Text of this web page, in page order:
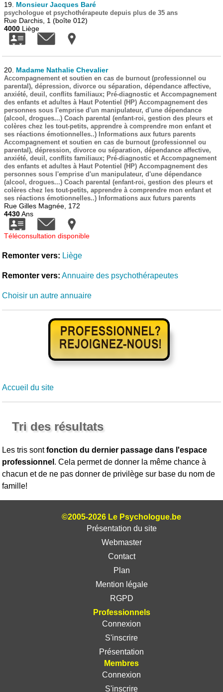
19. Monsieur Jacques Baré
psychologue et psychothérapeute depuis plus de 35 ans
Rue Darchis, 1 (boîte 012)
4000 Liège
20. Madame Nathalie Chevalier
Accompagnement et soutien en cas de burnout (professionnel ou
parental), dépression, divorce ou séparation, dépendance affective,
anxiété, deuil, conflits familiaux; Pré-diagnostic et Accompagnement
des enfants et adultes à Haut Potentiel (HP) Accompagnement des
personnes sous l'emprise d'un manipulateur, d'une dépendance
(alcool, drogues...) Coach parental (enfant-roi, gestion des pleurs et
colères chez les tout-petits, apprendre à comprendre mon enfant et
ses réactions émotionnelles..) Informations aux futurs parents
Accompagnement et soutien en cas de burnout (professionnel ou
parental), dépression, divorce ou séparation, dépendance affective,
anxiété, deuil, conflits familiaux; Pré-diagnostic et Accompagnement
des enfants et adultes à Haut Potentiel (HP) Accompagnement des
personnes sous l'emprise d'un manipulateur, d'une dépendance
(alcool, drogues...) Coach parental (enfant-roi, gestion des pleurs et
colères chez les tout-petits, apprendre à comprendre mon enfant et
ses réactions émotionnelles..) Informations aux futurs parents
Rue Gilles Magnée, 172
4430Ans
Téléconsultation disponible
Remonter vers: Liège
Remonter vers: Annuaire des psychothérapeutes
Choisir un autre annuaire
Accueil du site
Tri des résultats
Les tris sontfonction du dernier passage dans l'espace
professionnel . Cela permet de donner la même chance à
chacun et de ne pas donner de privilège sur base du nom de
famille!
©2005-2026 Le Psychologue.be
Présentation du site
Webmaster
Contact
Plan
Mention légale
RGPD
Professionnels
Connexion
S'inscrire
Présentation
Membres
Connexion
S'inscrire